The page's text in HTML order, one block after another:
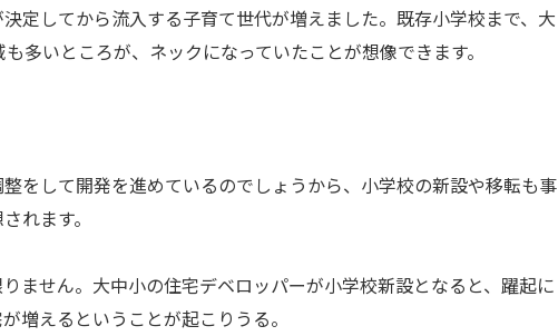
定してから流入する子育て世代が増えました。既存小学校まで、大
多いところが、ネックになっていたことが想像できます。
をして開発を進めているのでしょうから、小学校の新設や移転も事
れます。
ません。大中小の住宅デベロッパーが小学校新設となると、躍起に
増えるということが起こりうる。